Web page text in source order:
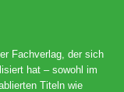
Fachverlag, der sich
hat – sowohl im
Titeln wie